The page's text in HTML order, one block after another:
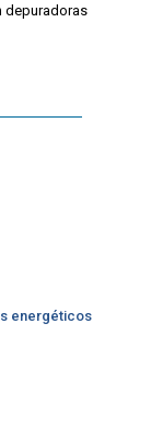
depuradoras
energéticos